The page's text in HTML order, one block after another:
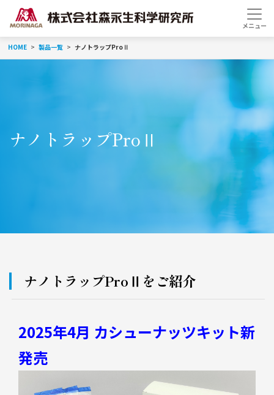
HOME 製品一覧 ナノトラップProⅡ
ナノトラップProⅡ
ナノトラップProⅡをご紹介
2025年4月 カシューナッツキット新
発売